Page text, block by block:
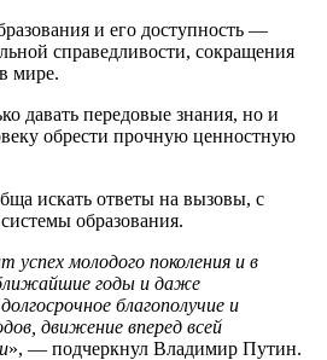
и его доступность —
справедливости, сокращения
мире.
давать передовые знания, но и
обрести прочную ценностную
искать ответы на вызовы, с
образования.
молодого поколения и в
годы и даже
благополучие и
движение вперед всей
», — подчеркнул Владимир Путин.